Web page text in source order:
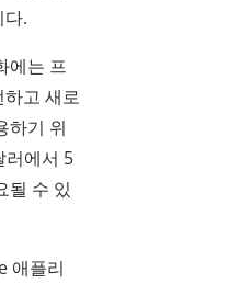
다.
에는 프
고 새로
하기 위
러에서 5
될 수 있
애플리